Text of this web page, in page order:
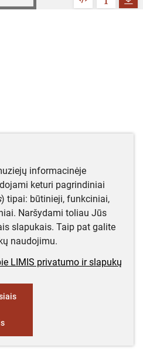
informacinėje
keturi pagrindiniai
) tipai: būtinieji, funkciniai,
Naršydami toliau Jūs
slapukais. Taip pat galite
naudojimu.
LIMIS privatumo ir slapukų